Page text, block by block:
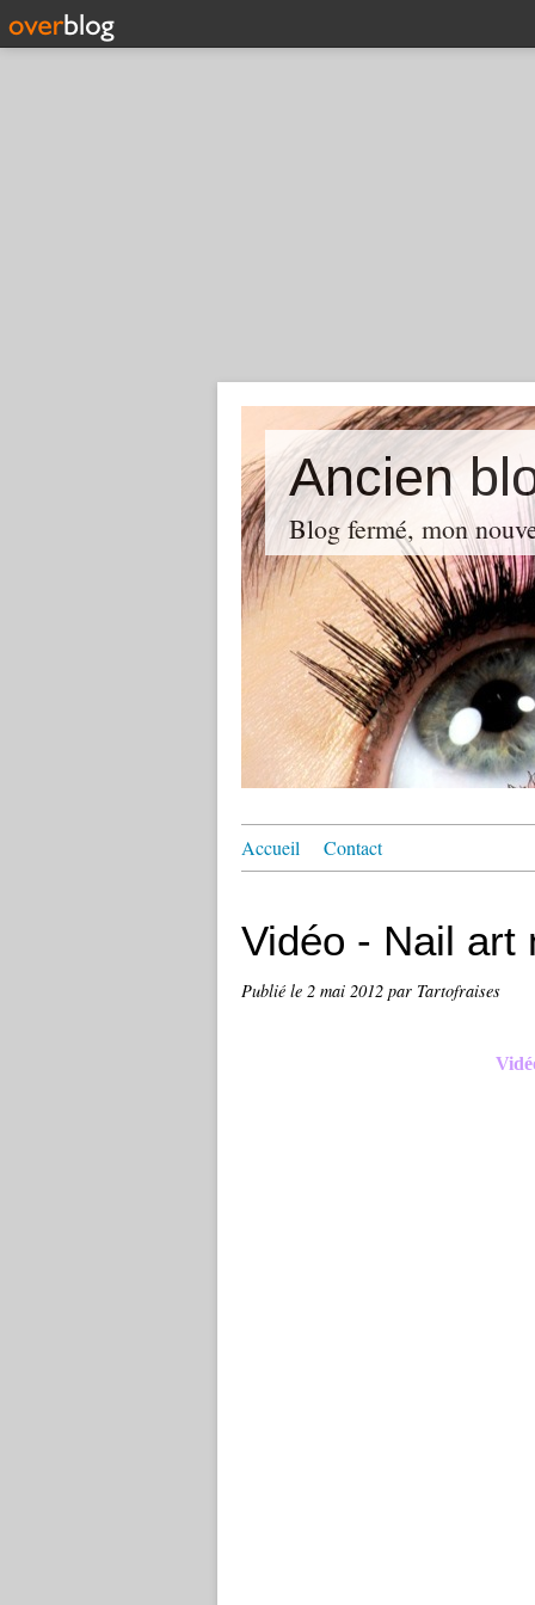
Ancien
Blog fermé, mon
Accueil Contact
Vidéo - Nail art
Publié le 2 mai 2012 par Tartofraises